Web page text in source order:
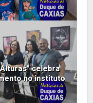
celebra
no instituto